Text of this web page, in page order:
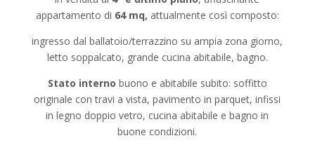
appartamento di 64 mq, attualmente così composto:
ingresso dal ballatoio/terrazzino su ampia zona giorno,
letto soppalcato, grande cucina abitabile, bagno.
Stato interno buono e abitabile subito: soffitto
originale con travi a vista, pavimento in parquet, infissi
in legno doppio vetro, cucina abitabile e bagno in
buone condizioni.